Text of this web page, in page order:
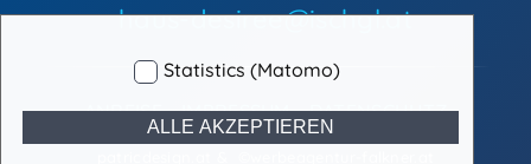
haus-desiree@ischgl.at
ANREISE IMPRESSUM DATENSCHUTZ
Statistics (Matomo)
ALLE AKZEPTIEREN